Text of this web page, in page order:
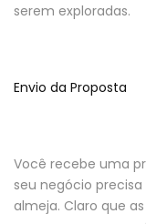
serem exploradas.
Envio da Proposta
Você recebe uma
seu negócio
almeja. Claro que